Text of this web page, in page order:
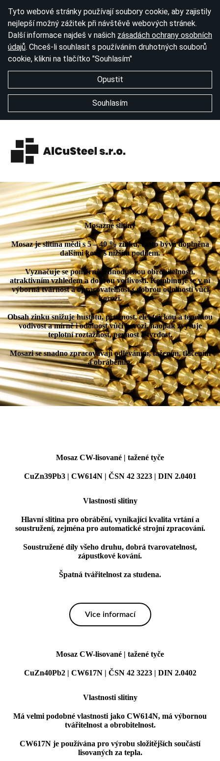
Tyto webové stránky používají soubory cookie, aby zajistily
nejlepší možný zážitek při návštěvě webových stránek.
Další informace najdeš v našich zásadách ochrany osobních
údajů. Chceš-li souhlasit s používáním druhotných souborů
cookie, klikni na tlačítko "Souhlasím"
Opustit
Souhlasím
Mosazné slitiny
Mosaz je slitina mědi s 5 – 40 % zinku, často bývá doplněna
dalšími kovy s nižším podílem.
Vyznačuje se poměrně jednoduchou obrobitelnosti,
atraktivním vzhledem a dobrou vodivostí. Kombinuje se v ní
výborná tvárnost a opracovatelnost s dobrou odolností vůči
korozi.
Obsah zinku snižuje hustotu, pružnost, elektrickou a tepelnou
vodivost a mírně i odolnost vůči korozi, naopak zvyšuje
teplotní roztažnost, pevnost a tvrdost.
Mosazi se snadno zpracovávají odléváním, tažením, tlačením
a obráběním.
Mosaz CW-lisované | tažené tyče
CuZn39Pb3 | CW614N | ČSN 42 3223 | DIN 2.0401
Vlastnosti slitiny
Hlavní slitina pro obrábění, vynikající kvalita vrtání a
soustružení, zejména pro automatické strojní zpracování.
Soustružené díly všeho druhu, dobrá tvarovatelnost,
zápustkové kování.
Špatná tvářitelnost za studena.
Vice informací
Mosaz CW-lisované | tažené tyče
CuZn40Pb2 | CW617N | ČSN 42 3223 | DIN 2.0402
Vlastnosti slitiny
Má velmi podobné vlastnosti jako CW614N, má výbornou
tvářitelnost a obrobitelnost.
CW617N je používána pro výrobu složitějších součástí
lisovaných za tepla.